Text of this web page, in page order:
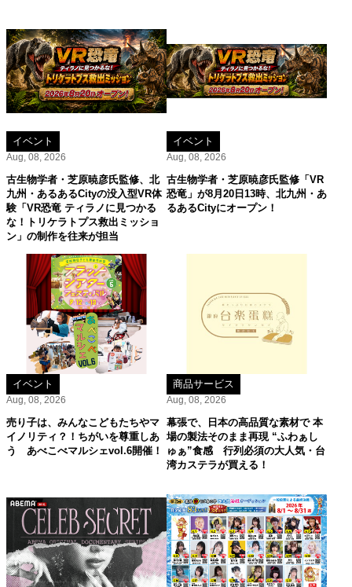
イベント
Aug, 08, 2026
古生物学者・芝原暁彦氏監修、北
九州・あるあるCityの没入型VR体
験「VR恐竜 ティラノに見つかる
な！トリケラトプス救出ミッショ
ン」の制作を往来が担当
イベント
Aug, 08, 2026
古生物学者・芝原暁彦氏監修「VR
恐竜」が8月20日13時、北九州・あ
るあるCityにオープン！
イベント
Aug, 08, 2026
売り子は、みんなこどもたちやマ
イノリティ？！ちがいを尊重しあ
う あべこべマルシェvol.6開催！
商品サービス
Aug, 08, 2026
幕張で、日本の高品質な素材で 本
場の製法そのまま再現 “ふわぁし
ゅぁ”食感 行列必須の大人気・台
湾カステラが買える！